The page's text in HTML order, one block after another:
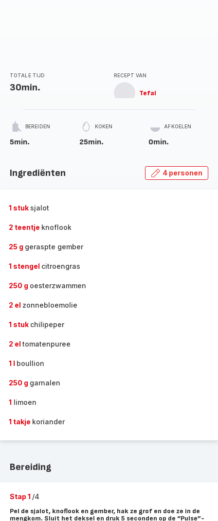
TOTALE TIJD
30min.
RECEPT VAN
Tefal
BEREIDEN
5min.
KOKEN
25min.
AFKOELEN
0min.
Ingrediënten 4 personen
1 stuk sjalot
2 teentje knoflook
25 g geraspte gember
1 stengel citroengras
250 g oesterzwammen
2 el zonnebloemolie
1 stuk chilipeper
2 el tomatenpuree
1 l boullion
250 g garnalen
1 limoen
1 takje koriander
Bereiding
Stap 1 /4
Pel de sjalot, knoflook en gember, hak ze grof en doe ze in de
mengkom. Sluit het deksel en druk 5 seconden op de “Pulse”-